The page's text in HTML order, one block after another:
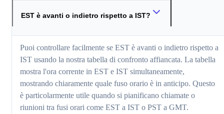
EST è avanti o indietro rispetto a IST?
Puoi controllare facilmente se EST è avanti o indietro rispetto a
IST usando la nostra tabella di confronto affiancata. La tabella
mostra l'ora corrente in EST e IST simultaneamente,
mostrando chiaramente quale fuso orario è in anticipo. Questo
è particolarmente utile quando si pianificano chiamate o
riunioni tra fusi orari come EST a IST o PST a GMT.